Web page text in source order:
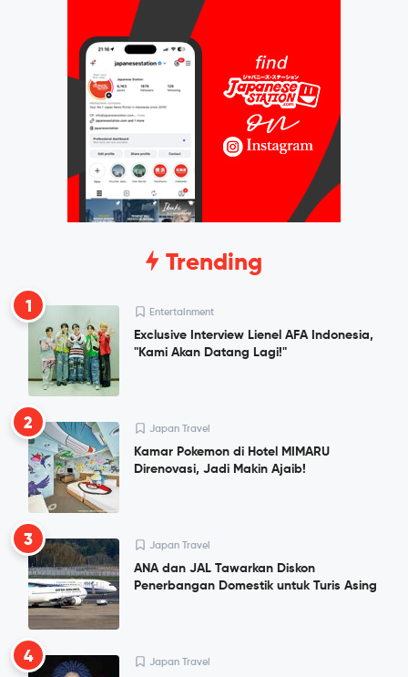
Trending
1 Entertainment
Exclusive Interview Lienel AFA Indonesia,
"Kami Akan Datang Lagi!"
2 Japan Travel
Kamar Pokemon di Hotel MIMARU
Direnovasi, Jadi Makin Ajaib!
3 Japan Travel
ANA dan JAL Tawarkan Diskon
Penerbangan Domestik untuk Turis Asing
4 Japan Travel